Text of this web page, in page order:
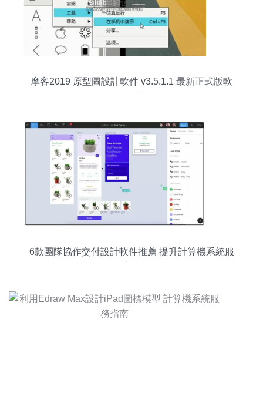
摩客2019 原型圖設計軟件 v3.5.1.1 最新正式版軟
6款團隊協作交付設計軟件推薦 提升計算機系統服